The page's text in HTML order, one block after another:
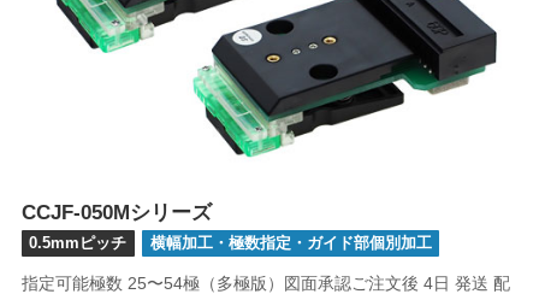
CCJF-050Mシリーズ
0.5mmピッチ 横幅加工・極数指定・ガイド部個別加工
指定可能極数 25〜54極（多極版）図面承認ご注文後 4日 発送 配